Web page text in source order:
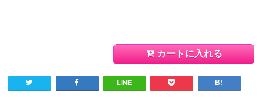
カートに入れる
LINE